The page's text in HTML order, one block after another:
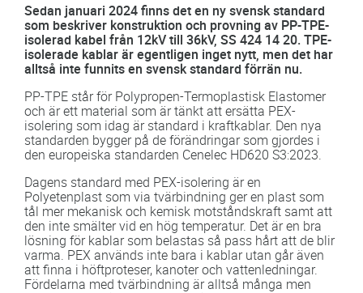
Sedan januari 2024 finns det en ny svensk standard
som beskriver konstruktion och provning av PP-TPE-
isolerad kabel från 12kV till 36kV, SS 424 14 20. TPE-
isolerade kablar är egentligen inget nytt, men det har
alltså inte funnits en svensk standard förrän nu.
PP-TPE står för Polypropen-Termoplastisk Elastomer
och är ett material som är tänkt att ersätta PEX-
isolering som idag är standard i kraftkablar. Den nya
standarden bygger på de förändringar som gjordes i
den europeiska standarden Cenelec HD620 S3:2023.
Dagens standard med PEX-isolering är en
Polyetenplast som via tvärbindning ger en plast som
tål mer mekanisk och kemisk motståndskraft samt att
den inte smälter vid en hög temperatur. Det är en bra
lösning för kablar som belastas så pass hårt att de blir
varma. PEX används inte bara i kablar utan går även
att finna i höftproteser, kanoter och vattenledningar.
Fördelarna med tvärbindning är alltså många men